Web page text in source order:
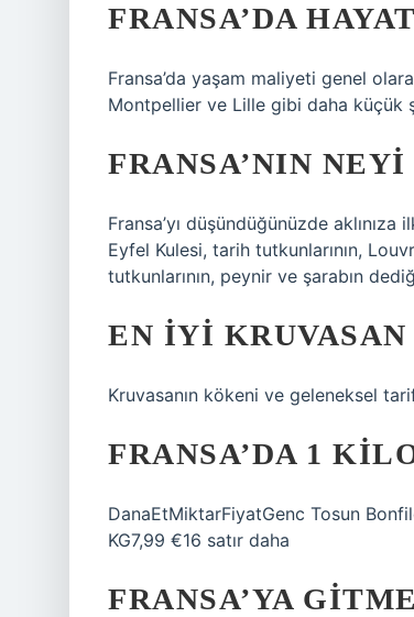
FRANSA’DA
Fransa’da yaşam maliyeti genel
Montpellier ve Lille gibi daha küçük
FRANSA’NIN NEYI
Fransa’yı düşündüğünüzde
Eyfel Kulesi, tarih tutkunlarının,
tutkunlarının, peynir ve şarabın
EN IYI
Kruvasanın kökeni ve geleneksel
FRANSA’DA 1
DanaEtMiktarFiyatGenc Tosun
KG7,99 €16 satır daha
FRANSA’YA